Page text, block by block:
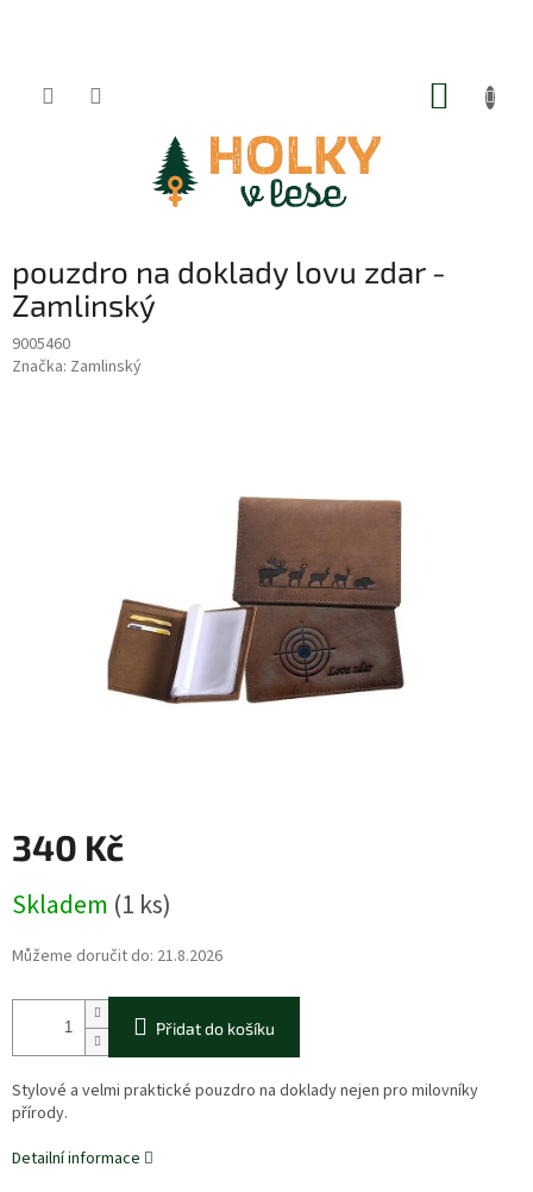
pouzdro na doklady lovu zdar -
Zamlinský
9005460
Značka: Zamlinský
340 Kč
cena:
Skladem (1 ks)
Můžeme doručit do: 21.8.2026
Přidat do košíku
Stylové a velmi praktické pouzdro na doklady nejen pro milovníky
přírody.
Detailní informace